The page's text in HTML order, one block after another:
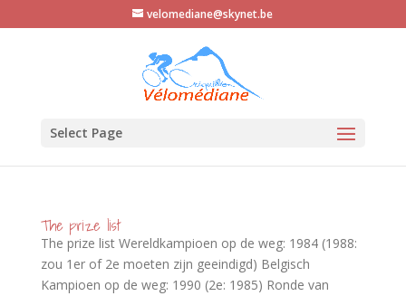
velomediane@skynet.be
Select Page
The prize list
The prize list Wereldkampioen op de weg: 1984 (1988:
zou 1er of 2e moeten zijn geeindigd) Belgisch
Kampioen op de weg: 1990 (2e: 1985) Ronde van